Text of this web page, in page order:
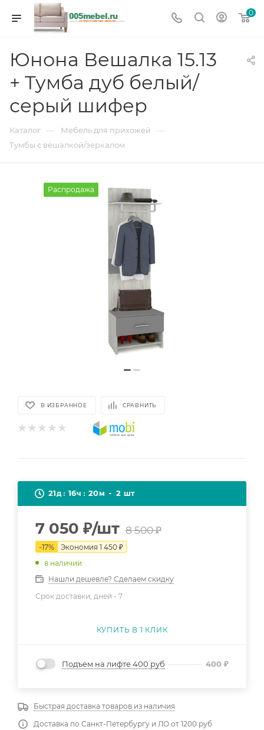
0
Юнона Вешалка 15.13
+ Тумба дуб белый/
серый шифер
Каталог — Мебель для прихожей —
Тумбы с вешалкой/зеркалом
Распродажа
В ИЗБРАННОЕ СРАВНИТЬ
21д 16ч 20м 2 шт
7 050 ₽/шт 8 500₽
-17% Экономия 1 450 ₽
в наличии
Нашли дешевле? Сделаем скидку
Срок доставки, дней - 7
КУПИТЬ В 1 КЛИК
Подъем на лифте 400 руб 400 ₽
Быстрая доставка товаров из наличия
Доставка по Санкт-Петербургу и ЛО от 1200 руб